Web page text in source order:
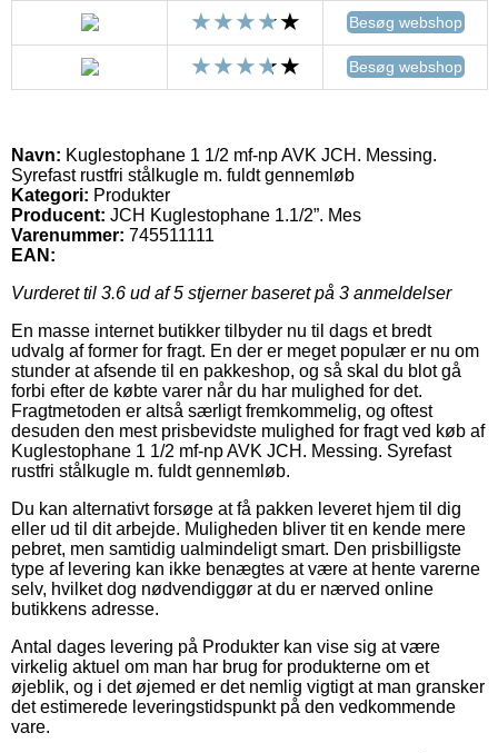
Besøg webshop
Besøg webshop
Navn: Kuglestophane 1 1/2 mf-np AVK JCH. Messing.
Syrefast rustfri stålkugle m. fuldt gennemløb
Kategori: Produkter
Producent: JCH Kuglestophane 1.1/2”. Mes
Varenummer: 745511111
EAN:
Vurderet til 3.6 ud af 5 stjerner baseret på 3 anmeldelser
En masse internet butikker tilbyder nu til dags et bredt
udvalg af former for fragt. En der er meget populær er nu om
stunder at afsende til en pakkeshop, og så skal du blot gå
forbi efter de købte varer når du har mulighed for det.
Fragtmetoden er altså særligt fremkommelig, og oftest
desuden den mest prisbevidste mulighed for fragt ved køb af
Kuglestophane 1 1/2 mf-np AVK JCH. Messing. Syrefast
rustfri stålkugle m. fuldt gennemløb.
Du kan alternativt forsøge at få pakken leveret hjem til dig
eller ud til dit arbejde. Muligheden bliver tit en kende mere
pebret, men samtidig ualmindeligt smart. Den prisbilligste
type af levering kan ikke benægtes at være at hente varerne
selv, hvilket dog nødvendiggør at du er nærved online
butikkens adresse.
Antal dages levering på Produkter kan vise sig at være
virkelig aktuel om man har brug for produkterne om et
øjeblik, og i det øjemed er det nemlig vigtigt at man gransker
det estimerede leveringstidspunkt på den vedkommende
vare.